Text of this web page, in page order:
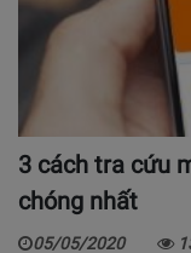
3 cách tra cứu
chóng nhất
05/05/2020